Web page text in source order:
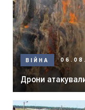
ВІЙНА
Дрони